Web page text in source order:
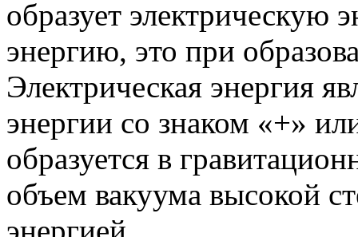
образует электрическую
энергию, это при
Электрическая энергия
энергии со знаком «+»
образуется в
объем вакуума высокой
энергией.